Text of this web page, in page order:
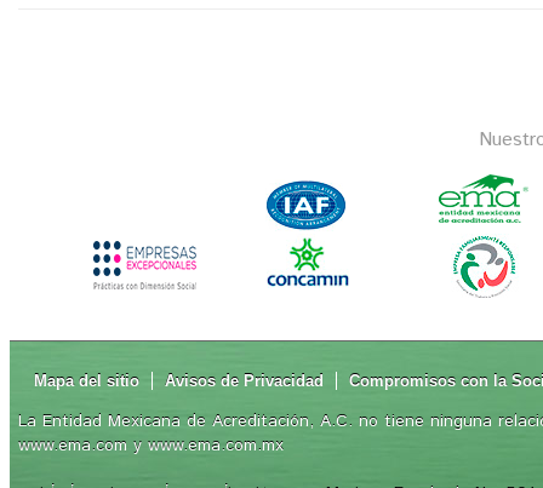
Mapa del sitio Avisos de Privacidad Compromisos con la
La Entidad Mexicana de Acreditación, A.C. no tiene ninguna
www.ema.com y www.ema.com.mx